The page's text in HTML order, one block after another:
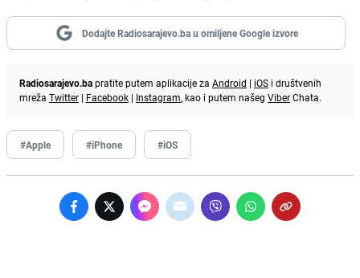
Dodajte Radiosarajevo.ba u omiljene Google izvore
Radiosarajevo.bapratite putem aplikacije za Android | iOS i društvenih
mreža Twitter | Facebook | Instagram, kao i putem našeg ViberChata.
#Apple #iPhone #iOS